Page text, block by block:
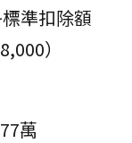
準扣除額
）
萬